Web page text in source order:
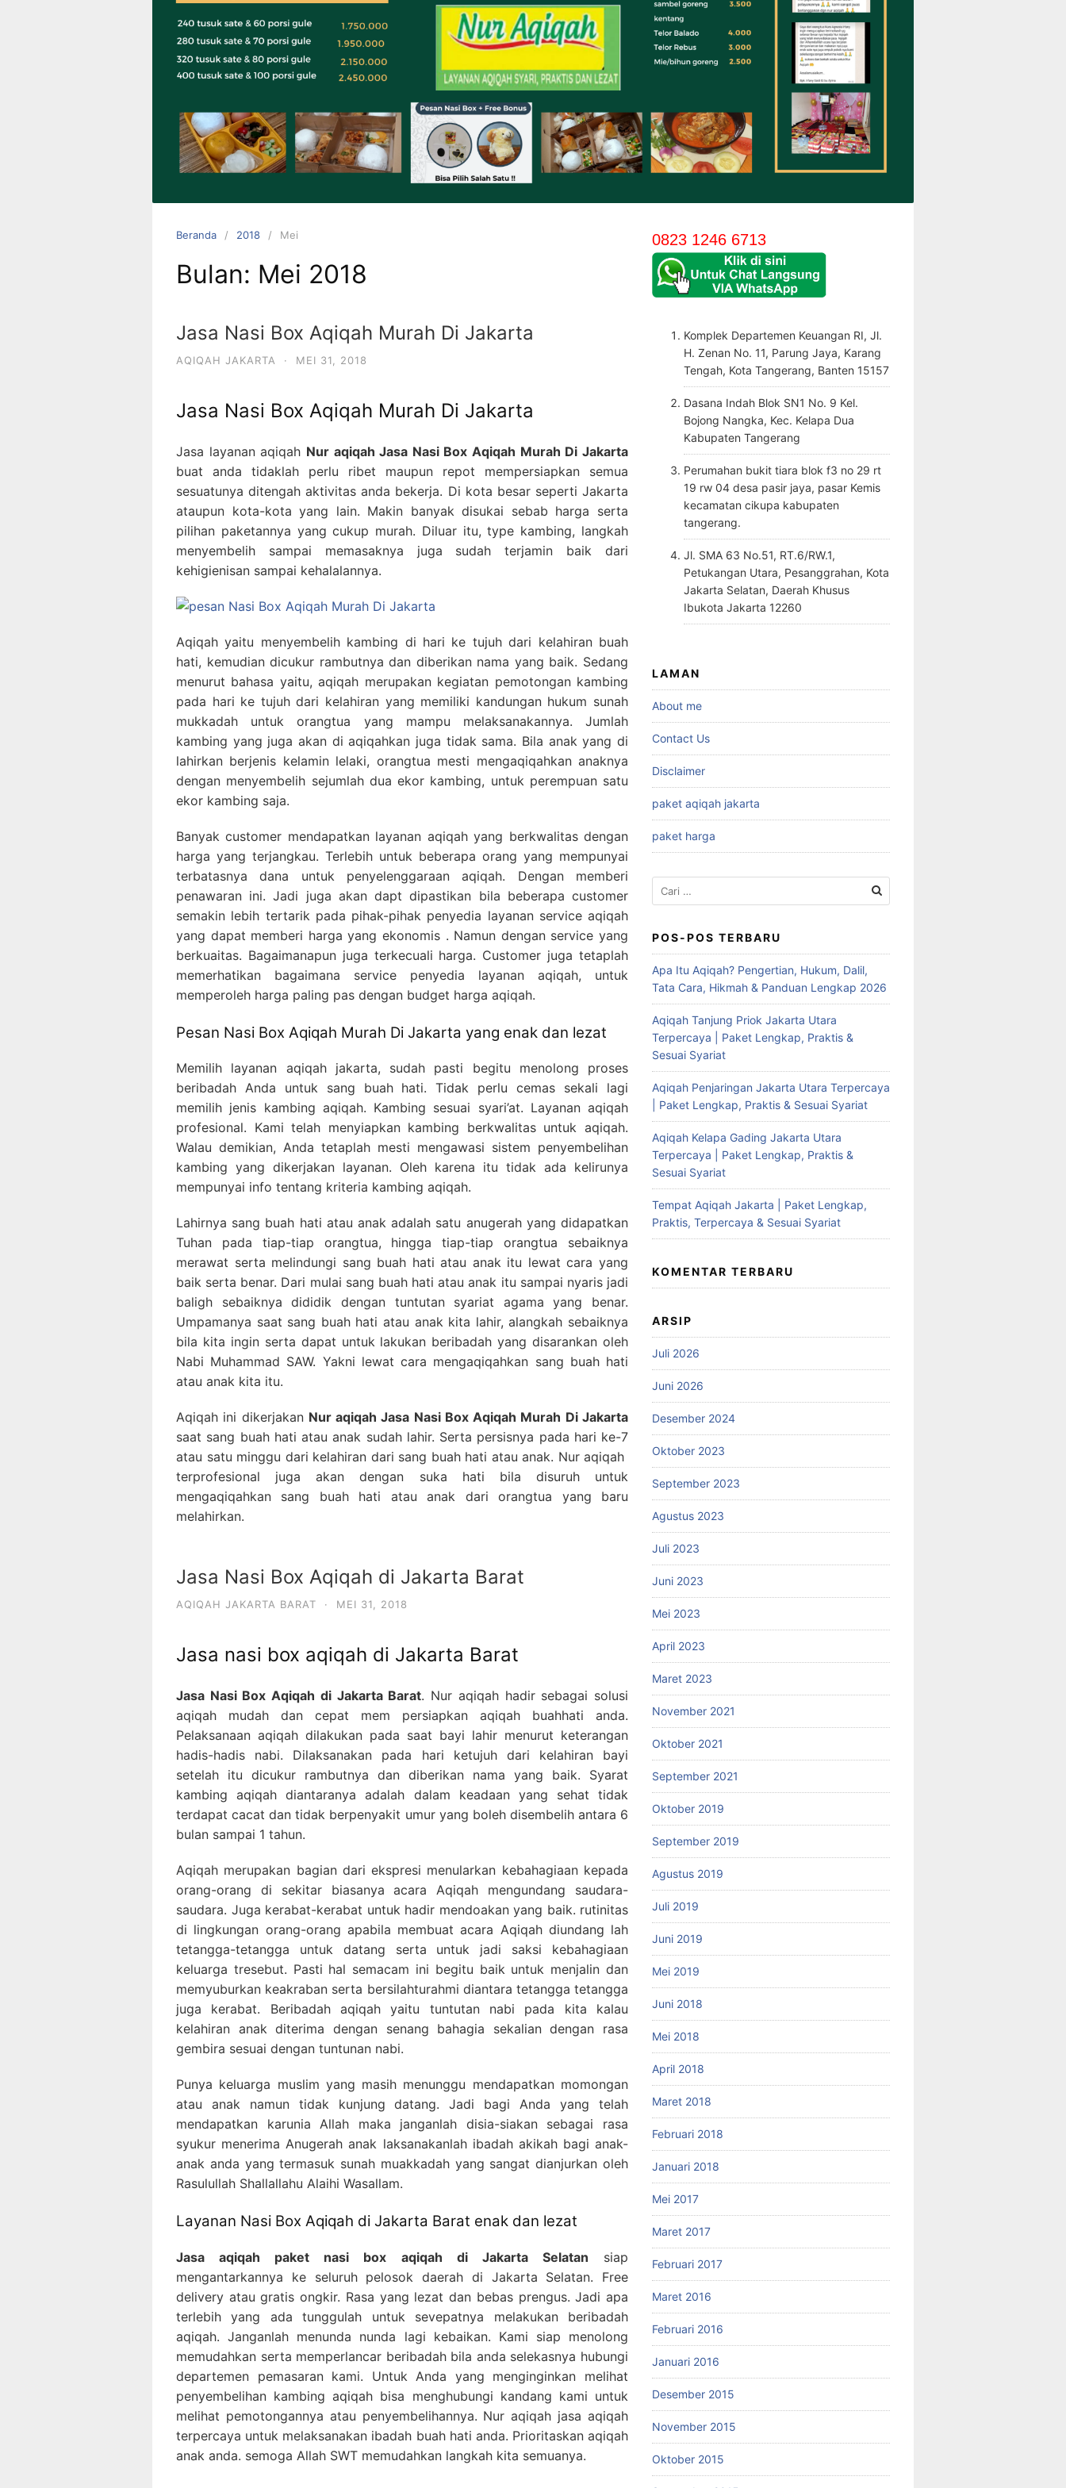
0823 1246
6713
Beranda 2018 Mei
Bulan: Mei 2018
Jasa Nasi Box Aqiqah Murah Di Jakarta
AQIQAH JAKARTA · MEI 31, 2018
Jasa Nasi Box Aqiqah Murah Di Jakarta
Jasa layanan aqiqah Nur aqiqah Jasa Nasi Box Aqiqah Murah Di Jakarta
buat anda tidaklah perlu ribet maupun repot mempersiapkan semua
sesuatunya ditengah aktivitas anda bekerja. Di kota besar seperti Jakarta
ataupun kota-kota yang lain. Makin banyak disukai sebab harga serta
pilihan paketannya yang cukup murah. Diluar itu, type kambing, langkah
menyembelih sampai memasaknya juga sudah terjamin baik dari
kehigienisan sampai kehalalannya.
Aqiqah yaitu menyembelih kambing di hari ke tujuh dari kelahiran buah
hati, kemudian dicukur rambutnya dan diberikan nama yang baik. Sedang
menurut bahasa yaitu, aqiqah merupakan kegiatan pemotongan kambing
pada hari ke tujuh dari kelahiran yang memiliki kandungan hukum sunah
mukkadah untuk orangtua yang mampu melaksanakannya. Jumlah
kambing yang juga akan di aqiqahkan juga tidak sama. Bila anak yang di
lahirkan berjenis kelamin lelaki, orangtua mesti mengaqiqahkan anaknya
dengan menyembelih sejumlah dua ekor kambing, untuk perempuan satu
ekor kambing saja.
Banyak customer mendapatkan layanan aqiqah yang berkwalitas dengan
harga yang terjangkau. Terlebih untuk beberapa orang yang mempunyai
terbatasnya dana untuk penyelenggaraan aqiqah. Dengan memberi
penawaran ini. Jadi juga akan dapt dipastikan bila beberapa customer
semakin lebih tertarik pada pihak-pihak penyedia layanan service aqiqah
yang dapat memberi harga yang ekonomis . Namun dengan service yang
berkuaitas. Bagaimanapun juga terkecuali harga. Customer juga tetaplah
memerhatikan bagaimana service penyedia layanan aqiqah, untuk
memperoleh harga paling pas dengan budget harga aqiqah.
Pesan Nasi Box Aqiqah Murah Di Jakarta yang enak dan lezat
Memilih layanan aqiqah jakarta, sudah pasti begitu menolong proses
beribadah Anda untuk sang buah hati. Tidak perlu cemas sekali lagi
memilih jenis kambing aqiqah. Kambing sesuai syari’at. Layanan aqiqah
profesional. Kami telah menyiapkan kambing berkwalitas untuk aqiqah.
Walau demikian, Anda tetaplah mesti mengawasi sistem penyembelihan
kambing yang dikerjakan layanan. Oleh karena itu tidak ada kelirunya
mempunyai info tentang kriteria kambing aqiqah.
Lahirnya sang buah hati atau anak adalah satu anugerah yang didapatkan
Tuhan pada tiap-tiap orangtua, hingga tiap-tiap orangtua sebaiknya
merawat serta melindungi sang buah hati atau anak itu lewat cara yang
baik serta benar. Dari mulai sang buah hati atau anak itu sampai nyaris jadi
baligh sebaiknya dididik dengan tuntutan syariat agama yang benar.
Umpamanya saat sang buah hati atau anak kita lahir, alangkah sebaiknya
bila kita ingin serta dapat untuk lakukan beribadah yang disarankan oleh
Nabi Muhammad SAW. Yakni lewat cara mengaqiqahkan sang buah hati
atau anak kita itu.
Aqiqah ini dikerjakan Nur aqiqah Jasa Nasi Box Aqiqah Murah Di Jakarta
saat sang buah hati atau anak sudah lahir. Serta persisnya pada hari ke-7
atau satu minggu dari kelahiran dari sang buah hati atau anak. Nur aqiqah
terprofesional juga akan dengan suka hati bila disuruh untuk
mengaqiqahkan sang buah hati atau anak dari orangtua yang baru
melahirkan.
Jasa Nasi Box Aqiqah di Jakarta Barat
AQIQAH JAKARTA BARAT · MEI 31, 2018
Jasa nasi box aqiqah di Jakarta Barat
Jasa Nasi Box Aqiqah di Jakarta Barat. Nur aqiqah hadir sebagai solusi
aqiqah mudah dan cepat mem persiapkan aqiqah buahhati anda.
Pelaksanaan aqiqah dilakukan pada saat bayi lahir menurut keterangan
hadis-hadis nabi. Dilaksanakan pada hari ketujuh dari kelahiran bayi
setelah itu dicukur rambutnya dan diberikan nama yang baik. Syarat
kambing aqiqah diantaranya adalah dalam keadaan yang sehat tidak
terdapat cacat dan tidak berpenyakit umur yang boleh disembelih antara 6
bulan sampai 1 tahun.
Aqiqah merupakan bagian dari ekspresi menularkan kebahagiaan kepada
orang-orang di sekitar biasanya acara Aqiqah mengundang saudara-
saudara. Juga kerabat-kerabat untuk hadir mendoakan yang baik. rutinitas
di lingkungan orang-orang apabila membuat acara Aqiqah diundang lah
tetangga-tetangga untuk datang serta untuk jadi saksi kebahagiaan
keluarga tresebut. Pasti hal semacam ini begitu baik untuk menjalin dan
memyuburkan keakraban serta bersilahturahmi diantara tetangga tetangga
juga kerabat. Beribadah aqiqah yaitu tuntutan nabi pada kita kalau
kelahiran anak diterima dengan senang bahagia sekalian dengan rasa
gembira sesuai dengan tuntunan nabi.
Punya keluarga muslim yang masih menunggu mendapatkan momongan
atau anak namun tidak kunjung datang. Jadi bagi Anda yang telah
mendapatkan karunia Allah maka janganlah disia-siakan sebagai rasa
syukur menerima Anugerah anak laksanakanlah ibadah akikah bagi anak-
anak anda yang termasuk sunah muakkadah yang sangat dianjurkan oleh
Rasulullah Shallallahu Alaihi Wasallam.
Layanan Nasi Box Aqiqah di Jakarta Barat enak dan lezat
Jasa aqiqah paket nasi box aqiqah di Jakarta Selatan siap
mengantarkannya ke seluruh pelosok daerah di Jakarta Selatan. Free
delivery atau gratis ongkir. Rasa yang lezat dan bebas prengus. Jadi apa
terlebih yang ada tunggulah untuk sevepatnya melakukan beribadah
aqiqah. Janganlah menunda nunda lagi kebaikan. Kami siap menolong
memudahkan serta memperlancar beribadah bila anda selekasnya hubungi
departemen pemasaran kami. Untuk Anda yang menginginkan melihat
penyembelihan kambing aqiqah bisa menghubungi kandang kami untuk
melihat pemotongannya atau penyembelihannya. Nur aqiqah jasa aqiqah
terpercaya untuk melaksanakan ibadah buah hati anda. Prioritaskan aqiqah
anak anda. semoga Allah SWT memudahkan langkah kita semuanya.
0823 1246 6713
Komplek Departemen Keuangan RI, Jl.
H. Zenan No. 11, Parung Jaya, Karang
Tengah, Kota Tangerang, Banten 15157
Dasana Indah Blok SN1 No. 9 Kel.
Bojong Nangka, Kec. Kelapa Dua
Kabupaten Tangerang
Perumahan bukit tiara blok f3 no 29 rt
19 rw 04 desa pasir jaya, pasar Kemis
kecamatan cikupa kabupaten
tangerang.
Jl. SMA 63 No.51, RT.6/RW.1,
Petukangan Utara, Pesanggrahan, Kota
Jakarta Selatan, Daerah Khusus
Ibukota Jakarta 12260
LAMAN
About me
Contact Us
Disclaimer
paket aqiqah jakarta
paket harga
Cari
untuk:
POS-POS TERBARU
Apa Itu Aqiqah? Pengertian, Hukum, Dalil,
Tata Cara, Hikmah & Panduan Lengkap 2026
Aqiqah Tanjung Priok Jakarta Utara
Terpercaya | Paket Lengkap, Praktis &
Sesuai Syariat
Aqiqah Penjaringan Jakarta Utara Terpercaya
| Paket Lengkap, Praktis & Sesuai Syariat
Aqiqah Kelapa Gading Jakarta Utara
Terpercaya | Paket Lengkap, Praktis &
Sesuai Syariat
Tempat Aqiqah Jakarta | Paket Lengkap,
Praktis, Terpercaya & Sesuai Syariat
KOMENTAR TERBARU
ARSIP
Juli 2026
Juni 2026
Desember 2024
Oktober 2023
September 2023
Agustus 2023
Juli 2023
Juni 2023
Mei 2023
April 2023
Maret 2023
November 2021
Oktober 2021
September 2021
Oktober 2019
September 2019
Agustus 2019
Juli 2019
Juni 2019
Mei 2019
Juni 2018
Mei 2018
April 2018
Maret 2018
Februari 2018
Januari 2018
Mei 2017
Maret 2017
Februari 2017
Maret 2016
Februari 2016
Januari 2016
Desember 2015
November 2015
Oktober 2015